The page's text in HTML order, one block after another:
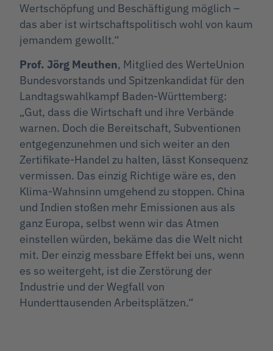
Wertschöpfung und Beschäftigung möglich –
das aber ist wirtschaftspolitisch wohl von kaum
jemandem gewollt.“
Prof. Jörg Meuthen, Mitglied des WerteUnion
Bundesvorstands und Spitzenkandidat für den
Landtagswahlkampf Baden-Württemberg:
„Gut, dass die Wirtschaft und ihre Verbände
warnen. Doch die Bereitschaft, Subventionen
entgegenzunehmen und sich weiter an den
Zertifikate-Handel zu halten, lässt Konsequenz
vermissen. Das einzig Richtige wäre es, den
Klima-Wahnsinn umgehend zu stoppen. China
und Indien stoßen mehr Emissionen aus als
ganz Europa, selbst wenn wir das Atmen
einstellen würden, bekäme das die Welt nicht
mit. Der einzig messbare Effekt bei uns, wenn
es so weitergeht, ist die Zerstörung der
Industrie und der Wegfall von
Hunderttausenden Arbeitsplätzen.“